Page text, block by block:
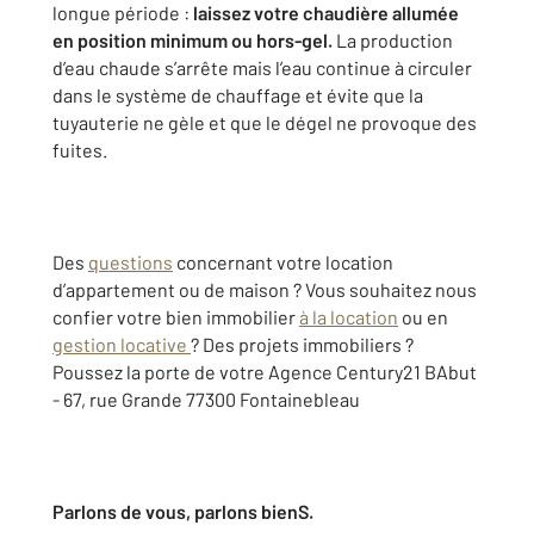
longue période : laissez votre chaudière allumée
en position minimum ou hors-gel. La production
d’eau chaude s’arrête mais l’eau continue à circuler
dans le système de chauffage et évite que la
tuyauterie ne gèle et que le dégel ne provoque des
fuites.
Des questions concernant votre location
d’appartement ou de maison ? Vous souhaitez nous
confier votre bien immobilierà la location ou en
gestion locative ? Des projets immobiliers ?
Poussez la porte de votre Agence Century21 BAbut
- 67, rue Grande 77300 Fontainebleau
Parlons de vous, parlons bienS.